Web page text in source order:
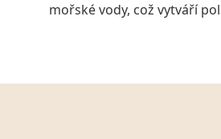
mořské vody, což vytváří